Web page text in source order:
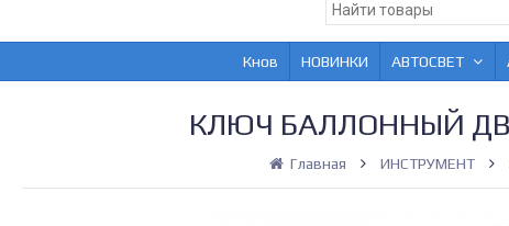
Кнов НОВИНКИ АВТОСВЕТ
КЛЮЧ БАЛЛОННЫЙ
Главная ИНСТРУМЕНТ